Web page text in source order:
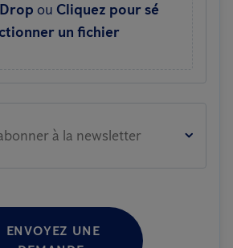
ou Cliquez pour sé
un fichier
à la newsletter
ENVOYEZ UNE